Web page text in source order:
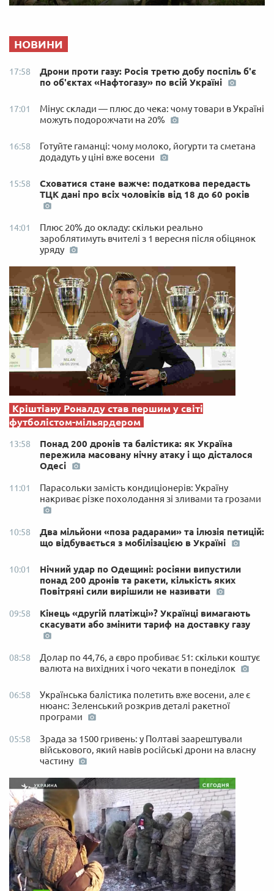
НОВИНИ
17:58
Дрони проти газу: Росія третю добу поспіль б'є
по об'єктах «Нафтогазу» по всій Україні
17:01
Мінус склади — плюс до чека: чому товари в Україні
можуть подорожчати на 20%
16:58
Готуйте гаманці: чому молоко, йогурти та сметана
додадуть у ціні вже восени
15:58
Сховатися стане важче: податкова передасть
ТЦК дані про всіх чоловіків від 18 до 60 років
14:01
Плюс 20% до окладу: скільки реально
зароблятимуть вчителі з 1 вересня після обіцянок
уряду
Кріштіану Роналду став першим у світі
футболістом-мільярдером
13:58
Понад 200 дронів та балістика: як Україна
пережила масовану нічну атаку і що дісталося
Одесі
11:01
Парасольки замість кондиціонерів: Україну
накриває різке похолодання зі зливами та грозами
10:58
Два мільйони «поза радарами» та ілюзія петицій:
що відбувається з мобілізацією в Україні
10:01
Нічний удар по Одещині: росіяни випустили
понад 200 дронів та ракети, кількість яких
Повітряні сили вирішили не називати
09:58
Кінець «другій платіжці»? Українці вимагають
скасувати або змінити тариф на доставку газу
08:58
Долар по 44,76, а євро пробиває 51: скільки коштує
валюта на вихідних і чого чекати в понеділок
06:58
Українська балістика полетить вже восени, але є
нюанс: Зеленський розкрив деталі ракетної
програми
05:58
Зрада за 1500 гривень: у Полтаві заарештували
військового, який навів російські дрони на власну
частину